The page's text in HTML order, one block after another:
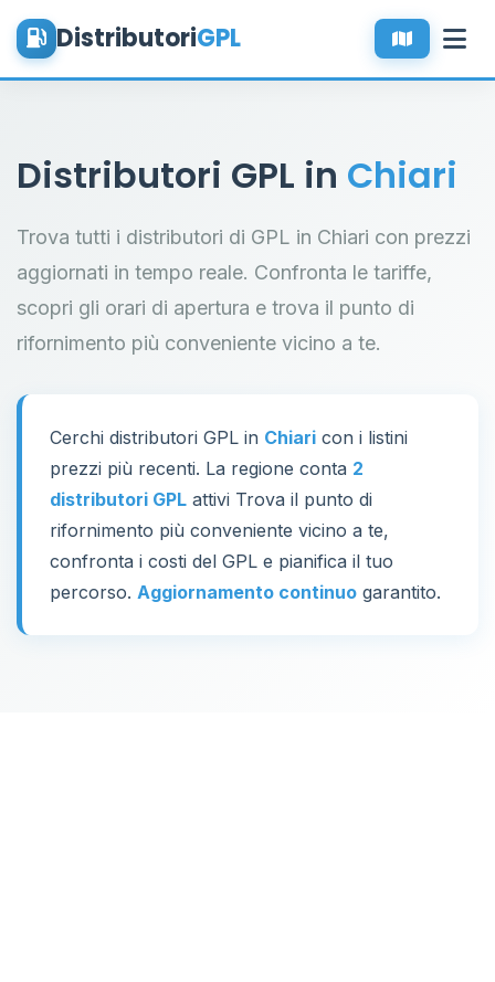
DistributoriGPL
Distributori GPL in Chiari
Trova tutti i distributori di GPL in Chiari con prezzi
aggiornati in tempo reale. Confronta le tariffe,
scopri gli orari di apertura e trova il punto di
rifornimento più conveniente vicino a te.
Cerchi distributori GPL in Chiari con i listini
prezzi più recenti. La regione conta 2
distributori GPL attivi Trova il punto di
rifornimento più conveniente vicino a te,
confronta i costi del GPL e pianifica il tuo
percorso. Aggiornamento continuo garantito.